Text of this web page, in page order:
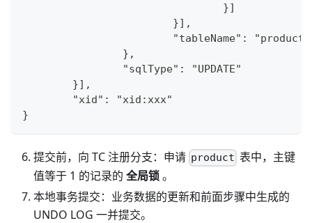
				}]
			}],
			"tableName": "product"
		},
		"sqlType": "UPDATE"
	}],
	"xid": "xid:xxx"
}
提交前，向 TC 注册分支：申请 product 表中，主键
值等于 1 的记录的 全局锁。
本地事务提交：业务数据的更新和前面步骤中生成的
UNDO LOG 一并提交。